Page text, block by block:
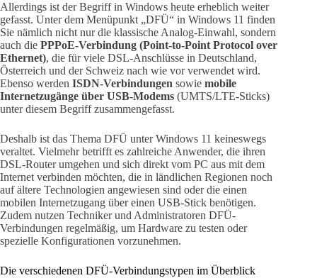
Allerdings ist der Begriff in Windows heute erheblich weiter
gefasst. Unter dem Menüpunkt „DFÜ“ in Windows 11 finden
Sie nämlich nicht nur die klassische Analog-Einwahl, sondern
auch die PPPoE-Verbindung (Point-to-Point Protocol over
Ethernet), die für viele DSL-Anschlüsse in Deutschland,
Österreich und der Schweiz nach wie vor verwendet wird.
Ebenso werden ISDN-Verbindungen sowie mobile
Internetzugänge über USB-Modems (UMTS/LTE-Sticks)
unter diesem Begriff zusammengefasst.
Deshalb ist das Thema DFÜ unter Windows 11 keineswegs
veraltet. Vielmehr betrifft es zahlreiche Anwender, die ihren
DSL-Router umgehen und sich direkt vom PC aus mit dem
Internet verbinden möchten, die in ländlichen Regionen noch
auf ältere Technologien angewiesen sind oder die einen
mobilen Internetzugang über einen USB-Stick benötigen.
Zudem nutzen Techniker und Administratoren DFÜ-
Verbindungen regelmäßig, um Hardware zu testen oder
spezielle Konfigurationen vorzunehmen.
Die verschiedenen DFÜ-Verbindungstypen im Überblick